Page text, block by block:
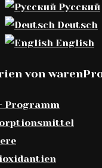
Русский
Deutsch
English
von
Programm